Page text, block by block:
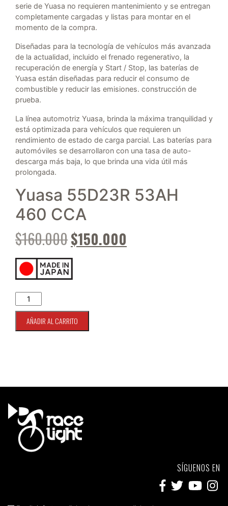
serie de Yuasa no requieren mantenimiento y se entregan
completamente cargadas y listas para montar en el
momento de la compra.
Diseñadas para la tecnología de vehículos más avanzada
de la actualidad, incluido el frenado regenerativo, la
recuperación de energía y Start / Stop, las baterías de
Yuasa están diseñadas para reducir el consumo de
combustible y reducir las emisiones. construcción de
prueba.
La línea automotriz Yuasa, brinda la máxima tranquilidad y
está optimizada para vehículos que requieren un
rendimiento de estado de carga parcial. Las baterías para
automóviles se desarrollaron con una tasa de auto-
descarga más baja, lo que brinda una vida útil más
prolongada.
Yuasa 55D23R 53AH
460 CCA
$160.000El precio original era:
$150.000
Batería Yuasa 55D23R 53AH 460 CCA cantidad
AÑADIR AL CARRITO
SÍGUENOS EN